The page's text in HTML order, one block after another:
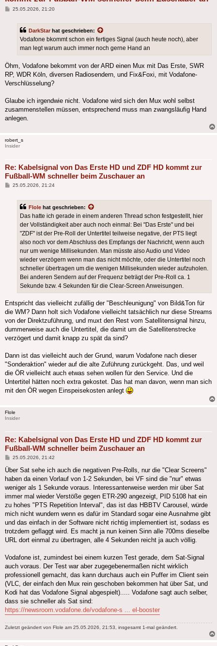
Beitrag
25.05.2026, 21:20
DarkStar hat geschrieben:
Vodafone bkommt schon ein fertiges Signal (auch heute noch), aber
man legt warum auch immer noch gerne Hand an
Öhm, Vodafone bekommt von der ARD einen Mux mit Das Erste, SWR
RP, WDR Köln, diversen Radiosendern, und Fix&Foxi, mit Vodafone-
Verschlüsselung?
Glaube ich irgendwie nicht. Vodafone wird sich den Mux wohl selbst
zusammenstellen müssen, entsprechend muss man zwangsläufig Hand
anlegen.
robert_s
Insider
Re: Kabelsignal von Das Erste HD und ZDF HD kommt zur
Fußball-WM schneller beim Zuschauer an
Beitrag
25.05.2026, 21:24
Flole hat geschrieben:
Das hatte ich gerade in einem anderen Thread schon festgestellt, hier
der Vollständigkeit aber auch noch einmal: Bei "Das Erste" und bei
"ZDF" ist der Pre-Roll der Untertitel teilweise negative, der PTS liegt
also noch vor dem Abschluss des Empfangs der Nachricht, wenn auch
nur um wenige Millisekunden. Man müsste also Audio und Video
wieder verzögern wenn man das nicht möchte, oder die Untertitel noch
schneller übertragen um die wenigen Millisekunden wieder aufzuholen.
Bei anderen Sendern auf der Frequenz beträgt der Pre-Roll ca. 1
Sekunde bzw. 4 Sekunden für die Clear-Screen Anweisungen.
Entspricht das vielleicht zufällig der "Beschleunigung" von Bild&Ton für
die WM? Dann holt sich Vodafone vielleicht tatsächlich nur diese Streams
von der Direktzuführung, und muxt den Rest vom Satellitensignal hinzu,
dummerweise auch die Untertitel, die damit um die Satellitenstrecke
verzögert und damit knapp zu spät da sind?
Dann ist das vielleicht auch der Grund, warum Vodafone nach dieser
"Sonderaktion" wieder auf die alte Zuführung zurückgeht. Das, und weil
die ÖR vielleicht auch etwas sehen wollen für den Service. Und die
Untertitel hätten noch extra gekostet. Das hat man davon, wenn man sich
mit den ÖR wegen Einspeisekosten anlegt
Flole
Insider
Re: Kabelsignal von Das Erste HD und ZDF HD kommt zur
Fußball-WM schneller beim Zuschauer an
Beitrag
25.05.2026, 21:42
Über Sat sehe ich auch die negativen Pre-Rolls, nur die "Clear Screens"
haben da einen Vorlauf von 1-2 Sekunden, bei VF sind die "nur" etwas
weniger als 1 Sekunde voraus. Interessanterweise werden mir über Sat
immer mal wieder Verstöße gegen ETR-290 angezeigt, PID 5108 hat ein
zu hohes "PTS Repetition Interval", das ist das HBBTV Carousel, würde
mich nicht wundern wenn es dafür im Standard sogar eine Ausnahme gibt
und das einfach in der Software nicht richtig implementiert ist, sodass es
trotzdem geflaggt wird. Es macht ja nun keinen Sinn alle 700ms dieselbe
URL dort einmal zu übertragen, alle 4 Sekunden reicht ja auch völlig.
Vodafone ist, zumindest bei einem kurzen Test gerade, dem Sat-Signal
auch voraus. Der Test war aber zugegebenermaßen nicht wirklich
professionell gemacht, das kann durchaus auch ein Puffer im Client sein
(VLC, der einfach den Mux rein geschoben bekommen hat über Sat, und
Kodi hat das Vodafone Signal abgespielt)..... Vodafone sagt auch selber,
dass sie schneller als Sat sind:
https://newsroom.vodafone.de/vodafone-s ... el-booster
Zuletzt geändert von Flole am 25.05.2026, 21:53, insgesamt 1-mal geändert.